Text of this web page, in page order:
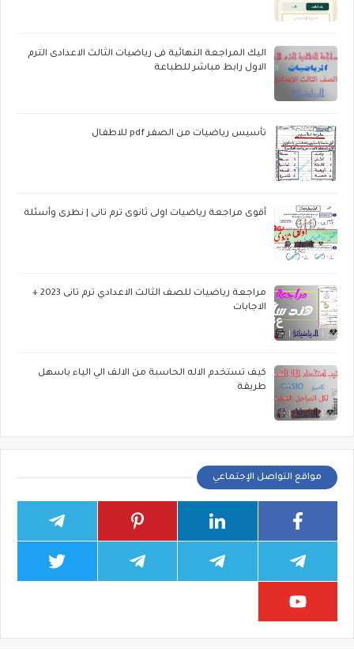
اليك المراجعة النهائية فى رياضيات الثالث الاعدادى الترم
الاول رابط مباشر للطباعة
تأسيس رياضيات من الصفر pdf للاطفال
أقوى مراجعة رياضيات اولى ثانوى ترم تانى | نظرى وأسئلة
مراجعة رياضيات للصف الثالث الاعدادي ترم تانى 2023 +
الاجابات
كيف تستخدم الاله الحاسبة من الالف الي الياء باسهل
طريقة
مواقع التواصل الإجتماعي